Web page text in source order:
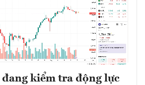
kiểm tra động lực